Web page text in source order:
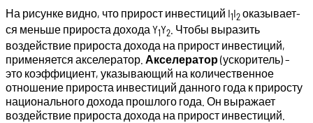
На рисунке видно, что прирост инвестиций I1I2оказывает­
ся меньше прироста дохода Y1Y2 . Чтобы выразить
воздействие прироста дохода на прирост инве­стиций,
применяется акселератор. Акселератор(ускоритель) –
это коэффициент, указывающий на количественное
отношение прироста инвестиций данного года к приросту
национального дохода прошлого года. Он выражает
воздействие прироста дохода на прирост инвести­ций.